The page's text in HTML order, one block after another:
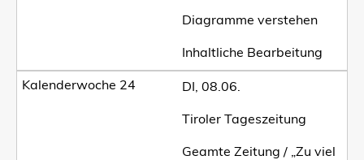
Diagramme verstehen
Inhaltliche Bearbeitung
DI, 08.06.
Tiroler Tageszeitung
Geamte Zeitung / „Zu viel